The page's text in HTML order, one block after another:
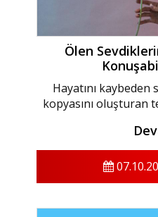
Ölen
Hayatını
kopyasını oluşturan